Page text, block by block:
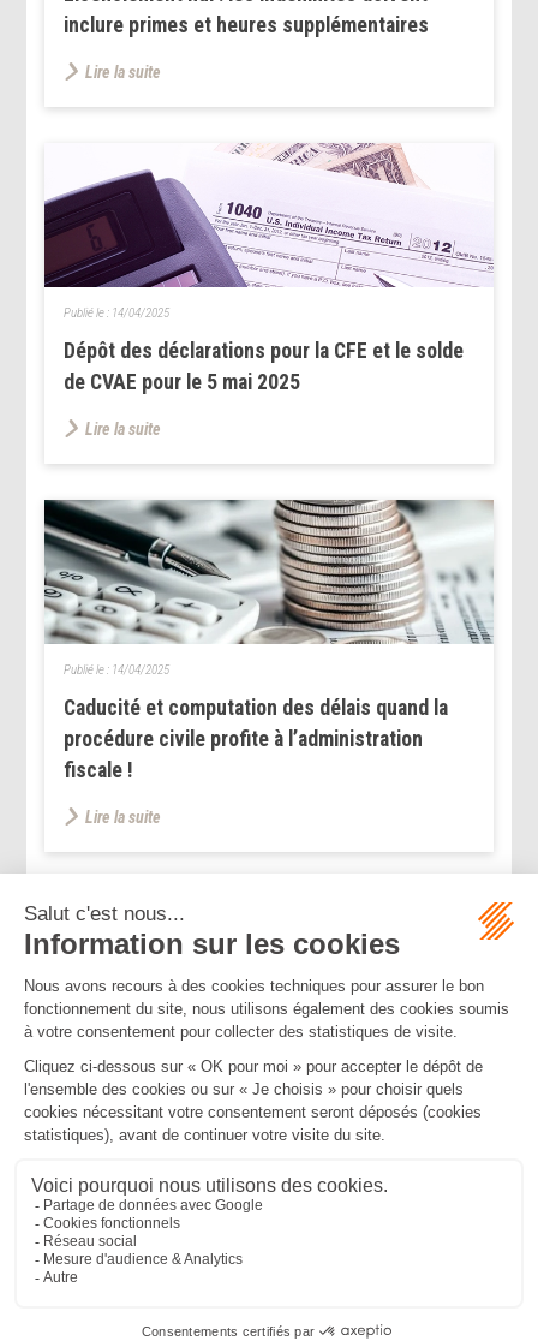
inclure primes et heures supplémentaires
Lire la suite
Dépôt des déclarations pour la CFE et le solde
de CVAE pour le 5 mai 2025
Publié le : 14/04/2025
Lire la suite
Caducité et computation des délais quand la
procédure civile profite à l’administration
fiscale !
Publié le : 14/04/2025
Lire la suite
<< < ...
>>
Mentions légalesPolitique de confidentialitéPolitique de cookies
Plan du site
MBA ET ASSOCIÉS
235 Rue Helene Boucher, 34170 CASTELNAU LE LEZ
Bureau secondaire à Cannes